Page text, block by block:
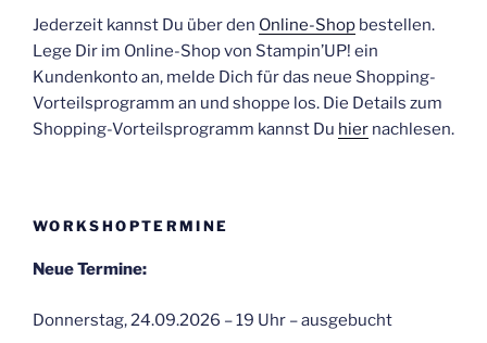
Jederzeit kannst Du über den Online-Shop bestellen.
Lege Dir im Online-Shop von Stampin’UP! ein
Kundenkonto an, melde Dich für das neue Shopping-
Vorteilsprogramm an und shoppe los. Die Details zum
Shopping-Vorteilsprogramm kannst Du hier nachlesen.
WORKSHOPTERMINE
Neue Termine:
Donnerstag, 24.09.2026 – 19 Uhr – ausgebucht